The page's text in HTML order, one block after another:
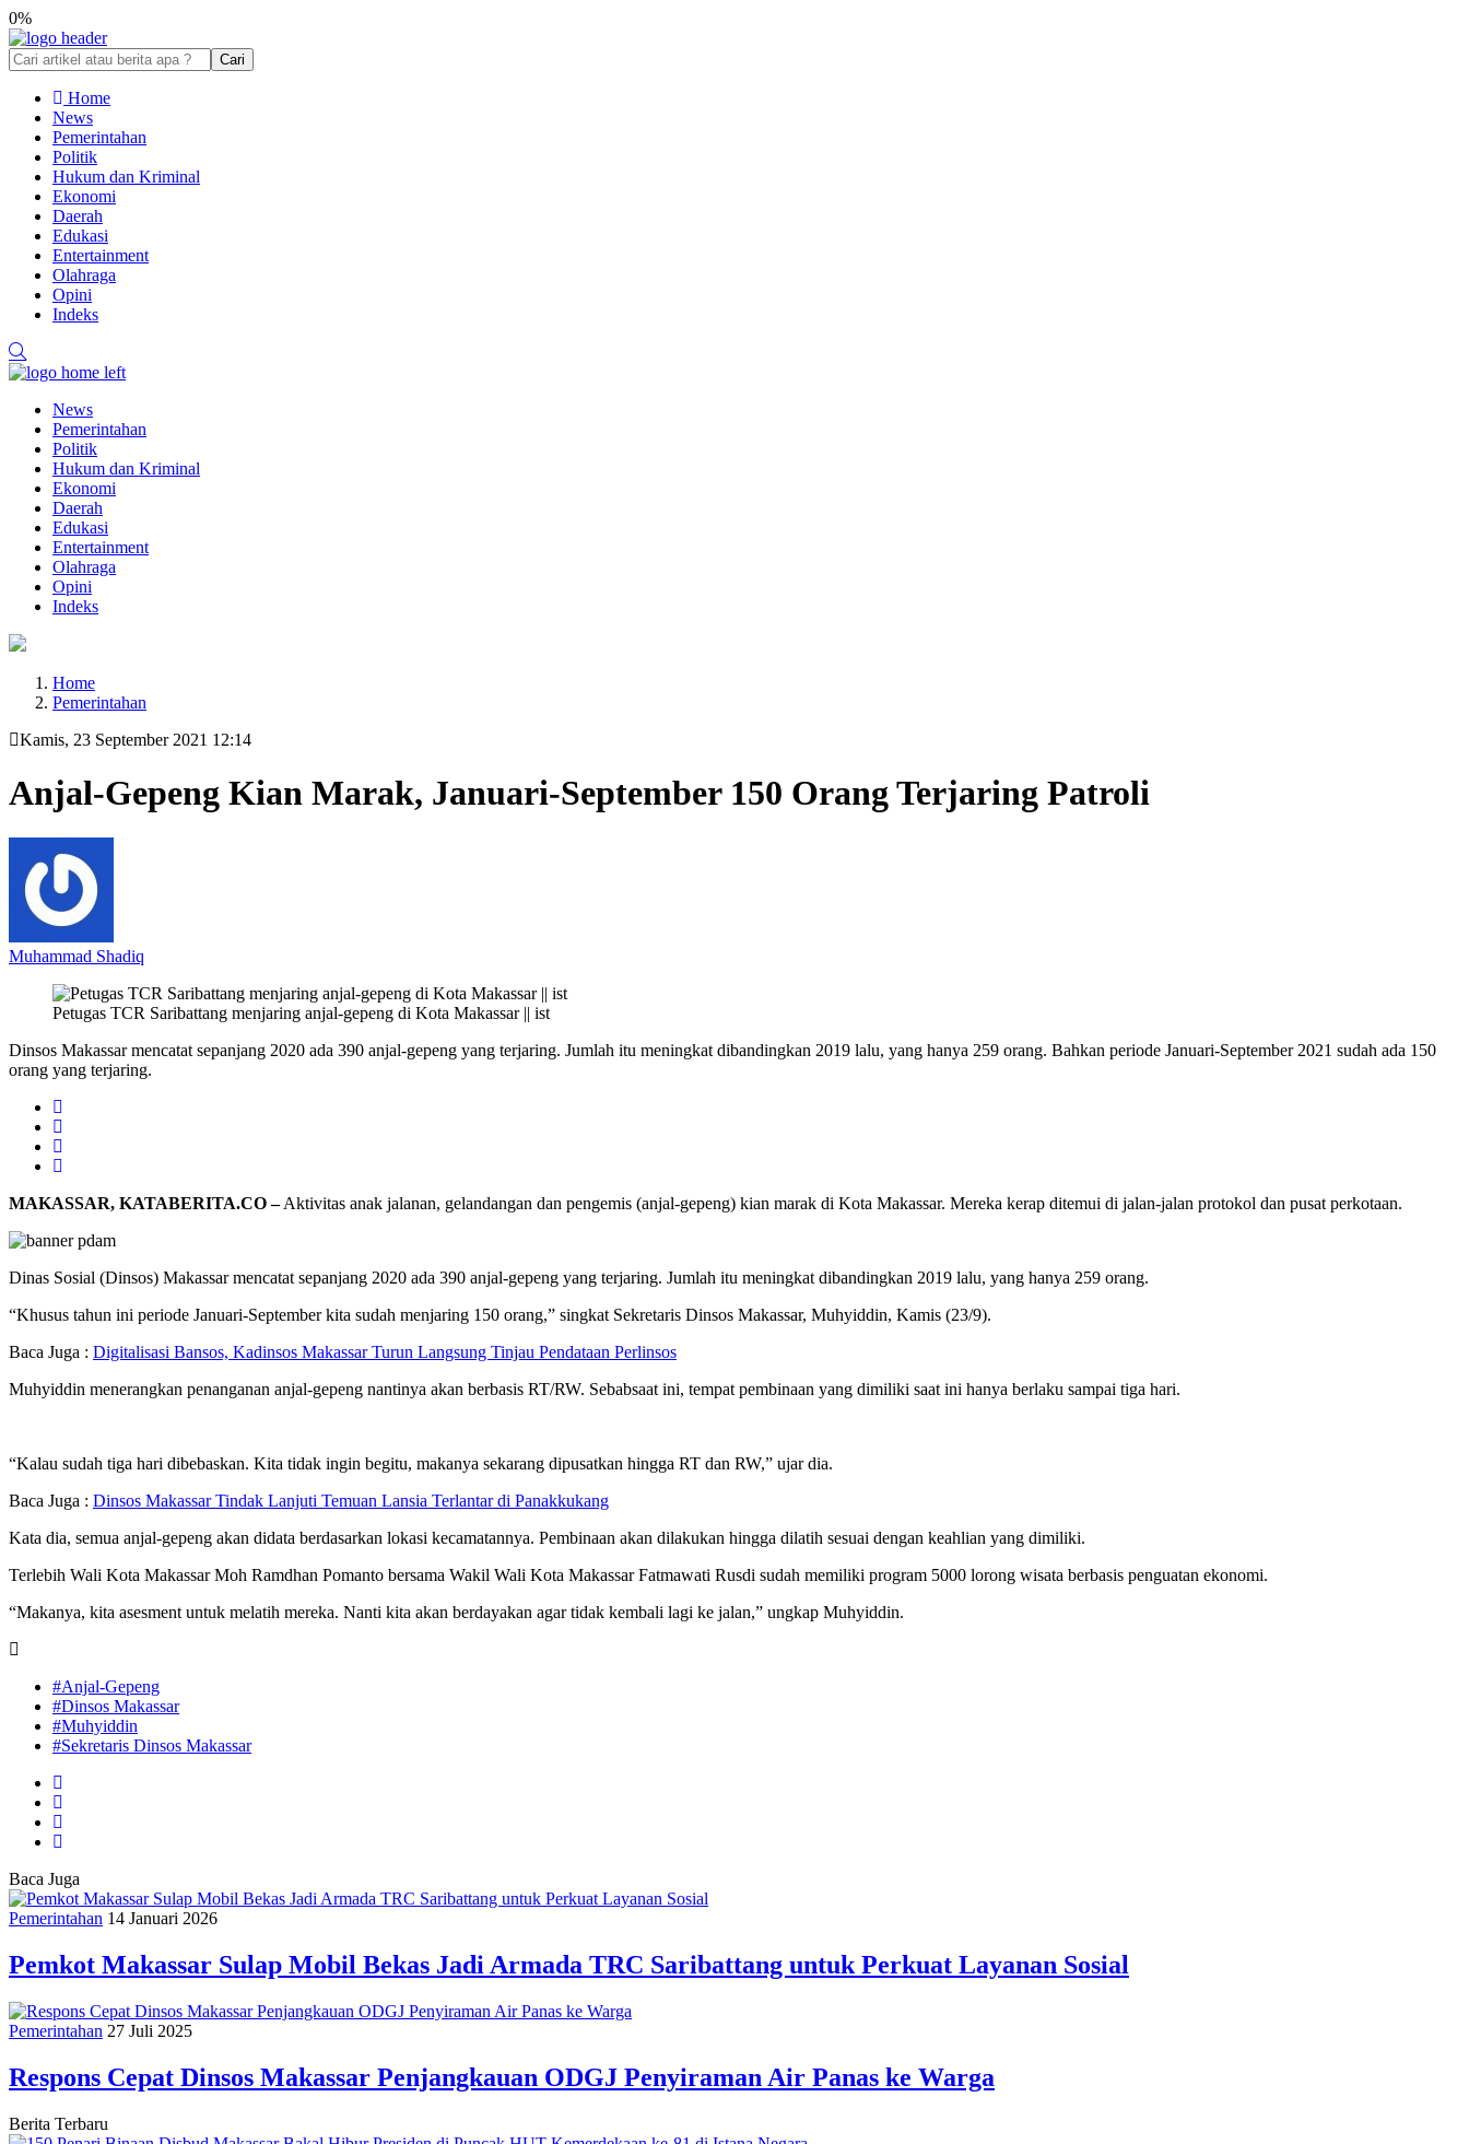
0%
Cari
Home
News
Pemerintahan
Politik
Hukum dan Kriminal
Ekonomi
Daerah
Edukasi
Entertainment
Olahraga
Opini
Indeks
News
Pemerintahan
Politik
Hukum dan Kriminal
Ekonomi
Daerah
Edukasi
Entertainment
Olahraga
Opini
Indeks
Home
Pemerintahan
Kamis, 23 September 2021 12:14
Anjal-Gepeng Kian Marak, Januari-September 150 Orang Terjaring Patroli
Muhammad Shadiq
Petugas TCR Saribattang menjaring anjal-gepeng di Kota Makassar || ist
Dinsos Makassar mencatat sepanjang 2020 ada 390 anjal-gepeng yang terjaring. Jumlah itu meningkat dibandingkan 2019 lalu, yang hanya 259 orang. Bahkan periode Januari-September 2021 sudah ada 150
orang yang terjaring.
MAKASSAR, KATABERITA.CO –Aktivitas anak jalanan, gelandangan dan pengemis (anjal-gepeng) kian marak di Kota Makassar. Mereka kerap ditemui di jalan-jalan protokol dan pusat perkotaan.
Dinas Sosial (Dinsos) Makassar mencatat sepanjang 2020 ada 390 anjal-gepeng yang terjaring. Jumlah itu meningkat dibandingkan 2019 lalu, yang hanya 259 orang.
“Khusus tahun ini periode Januari-September kita sudah menjaring 150 orang,” singkat Sekretaris Dinsos Makassar, Muhyiddin, Kamis (23/9).
Baca Juga : Digitalisasi Bansos, Kadinsos Makassar Turun Langsung Tinjau Pendataan Perlinsos
Muhyiddin menerangkan penanganan anjal-gepeng nantinya akan berbasis RT/RW. Sebabsaat ini, tempat pembinaan yang dimiliki saat ini hanya berlaku sampai tiga hari.
“Kalau sudah tiga hari dibebaskan. Kita tidak ingin begitu, makanya sekarang dipusatkan hingga RT dan RW,” ujar dia.
Baca Juga : Dinsos Makassar Tindak Lanjuti Temuan Lansia Terlantar di Panakkukang
Kata dia, semua anjal-gepeng akan didata berdasarkan lokasi kecamatannya. Pembinaan akan dilakukan hingga dilatih sesuai dengan keahlian yang dimiliki.
Terlebih Wali Kota Makassar Moh Ramdhan Pomanto bersama Wakil Wali Kota Makassar Fatmawati Rusdi sudah memiliki program 5000 lorong wisata berbasis penguatan ekonomi.
“Makanya, kita asesment untuk melatih mereka. Nanti kita akan berdayakan agar tidak kembali lagi ke jalan,” ungkap Muhyiddin.
#Anjal-Gepeng
#Dinsos Makassar
#Muhyiddin
#Sekretaris Dinsos Makassar
Baca Juga
Pemerintahan 14 Januari 2026
Pemkot Makassar Sulap Mobil Bekas Jadi Armada TRC Saribattang untuk Perkuat Layanan Sosial
Pemerintahan 27 Juli 2025
Respons Cepat Dinsos Makassar Penjangkauan ODGJ Penyiraman Air Panas ke Warga
Berita Terbaru